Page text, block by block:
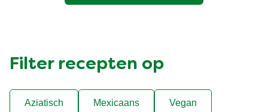
Filter recepten op
Aziatisch Mexicaans Vegan